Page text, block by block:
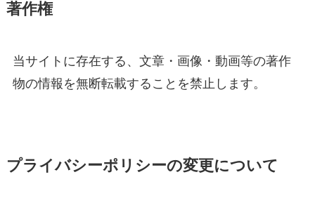
著作権
当サイトに存在する、文章・画像・動画等の著作
物の情報を無断転載することを禁止します。
プライバシーポリシーの変更について